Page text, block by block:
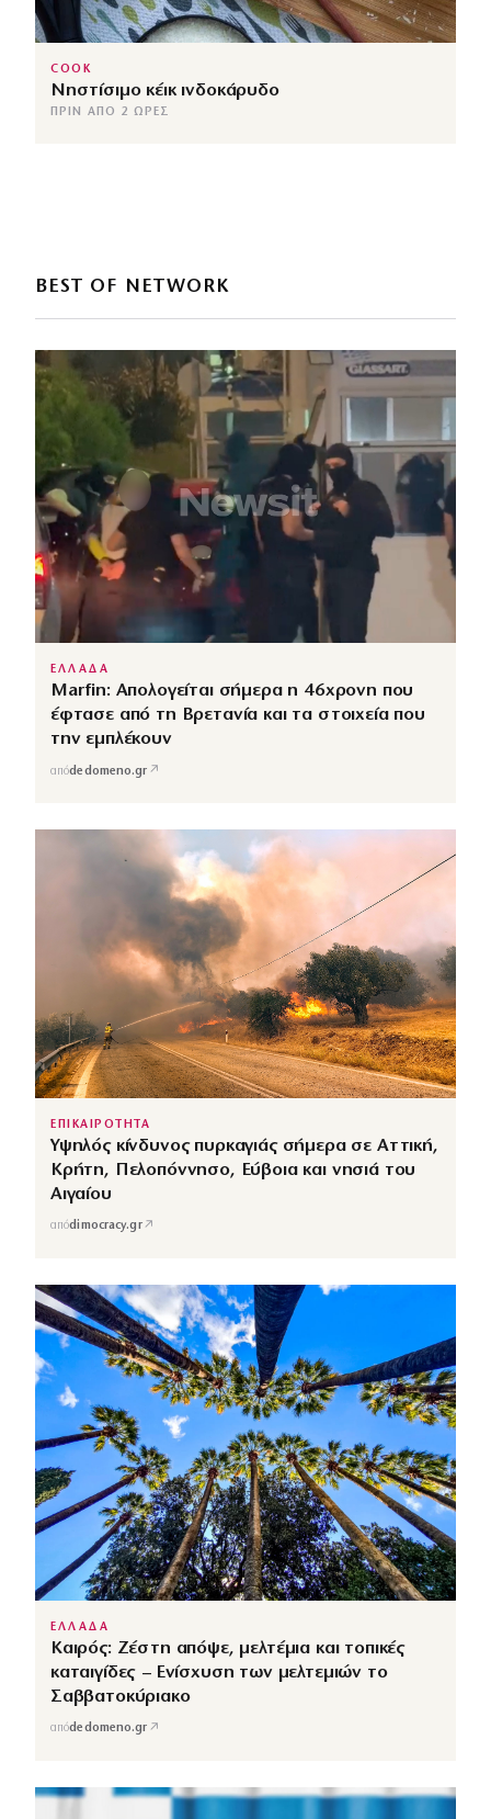
COOK
Νηστίσιμο κέικ ινδοκάρυδο
ΠΡΙΝ ΑΠΌ 2 ΏΡΕΣ
BEST OF NETWORK
ΕΛΛΑΔΑ
Marfin: Απολογείται σήμερα η 46χρονη που
έφτασε από τη Βρετανία και τα στοιχεία που
την εμπλέκουν
απόdedomeno.gr ↗
ΕΠΙΚΑΙΡΟΤΗΤΑ
Υψηλός κίνδυνος πυρκαγιάς σήμερα σε Αττική,
Κρήτη, Πελοπόννησο, Εύβοια και νησιά του
Αιγαίου
απόdimocracy.gr↗
ΕΛΛΑΔΑ
Καιρός: Ζέστη απόψε, μελτέμια και τοπικές
καταιγίδες – Ενίσχυση των μελτεμιών το
Σαββατοκύριακο
απόdedomeno.gr ↗